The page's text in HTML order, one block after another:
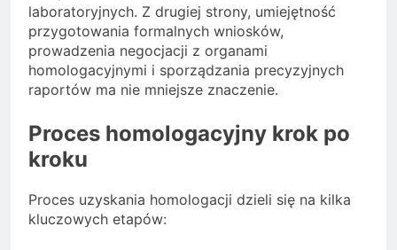
laboratoryjnych. Z drugiej strony, umiejętność
przygotowania formalnych wniosków,
prowadzenia negocjacji z organami
homologacyjnymi i sporządzania precyzyjnych
raportów ma nie mniejsze znaczenie.
Proces homologacyjny krok po
kroku
Proces uzyskania homologacji dzieli się na kilka
kluczowych etapów: